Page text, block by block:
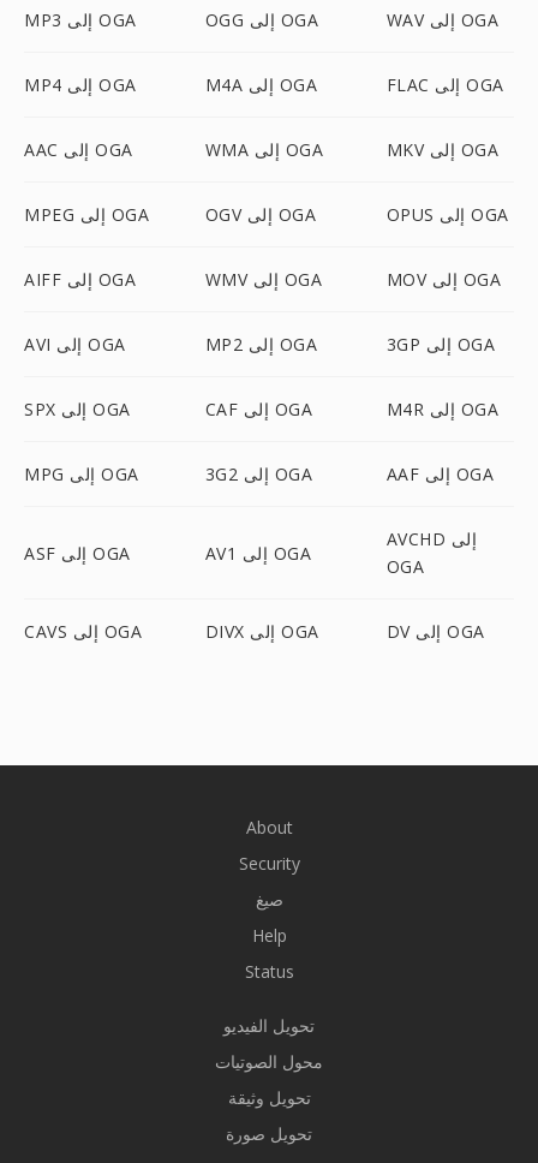
MP3 إلى OGA OGG إلى OGA WAV إلى OGA
MP4 إلى OGA M4A إلى OGA FLAC إلى OGA
AAC إلى OGA WMA إلى OGA MKV إلى OGA
MPEG إلى OGA OGV إلى OGA OPUS إلى OGA
AIFF إلى OGA WMV إلى OGA MOV إلى OGA
AVI إلى OGA MP2 إلى OGA 3GP إلى OGA
SPX إلى OGA CAF إلى OGA M4R إلى OGA
MPG إلى OGA 3G2 إلى OGA AAF إلى OGA
ASF إلى OGA AV1 إلى OGA
AVCHD إلى
OGA
CAVS إلى OGA DIVX إلى OGA DV إلى OGA
About
Security
صيغ
Help
Status
تحويل الفيديو
محول الصوتيات
تحويل وثيقة
تحويل صورة